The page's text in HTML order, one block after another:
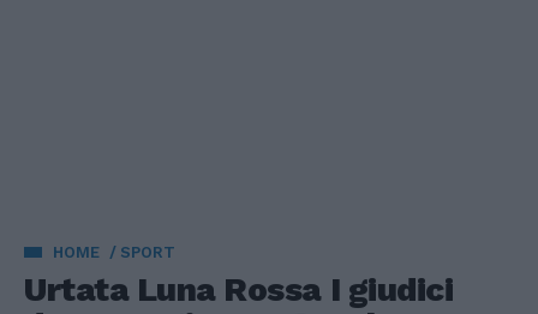
HOME SPORT
Urtata Luna Rossa I giudici